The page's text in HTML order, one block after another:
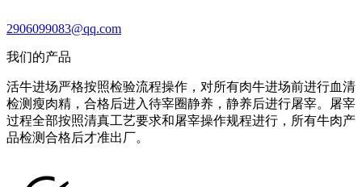
2906099083@qq.com
我们的产品
活牛进场严格按照检验流程操作，对所有肉牛进场前进行血清
检测瘦肉精，合格后进入待宰圈静养，静养后进行屠宰。屠宰
过程全部按照清真工艺要求和屠宰操作规程进行，所有牛肉产
品检测合格后才准出厂。